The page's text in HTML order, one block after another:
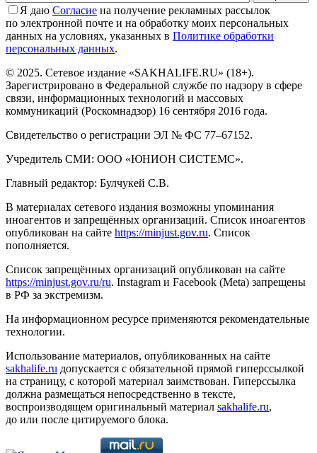
Я даю Cогласие на получение рекламных рассылок
по электронной почте и на обработку моих персональных
данных на условиях, указанных в Политике обработки
персональных данных.
© 2025. Сетевое издание «SAKHALIFE.RU» (18+).
Зарегистрировано в Федеральной службе по надзору в сфере
связи, информационных технологий и массовых
коммуникаций (Роскомнадзор) 16 сентября 2016 года.
Свидетельство о регистрации ЭЛ № ФС 77–67152.
Учредитель СМИ: ООО «ЮНИОН СИСТЕМС».
Главный редактор: Булчукей С.В.
В материалах сетевого издания возможны упоминания
иноагентов и запрещённых организаций. Список иноагентов
опубликован на сайте https://minjust.gov.ru. Список
пополняется.
Список запрещённых организаций опубликован на сайте
https://minjust.gov.ru/ru. Instagram и Facebook (Metа) запрещены
в РФ за экстремизм.
На информационном ресурсе применяются рекомендательные
технологии.
Использование материалов, опубликованных на сайте
sakhalife.ru допускается с обязательной прямой гиперссылкой
на страницу, с которой материал заимствован. Гиперссылка
должна размещаться непосредственно в тексте,
воспроизводящем оригинальный материал sakhalife.ru,
до или после цитируемого блока.